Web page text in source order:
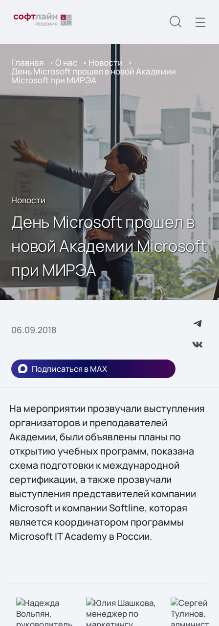
Главная О нас Новости
День Microsoft прошел в новой Академии
Microsoft при МИРЭА
Новости
День Microsoft прошел в
новой Академии Microsoft
при МИРЭА
06.09.2018
Подписаться в MAX
На мероприятии прозвучали выступления
организаторов и преподавателей
Академии, были объявлены планы по
открытию учебных программ, показана
схема подготовки к международной
сертификации, а также прозвучали
выступления представителей компании
Microsoft и компании Softline, которая
является координатором программы
Microsoft IT Academy в России.